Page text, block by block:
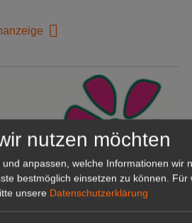
nutzen möchten
anpassen, welche Informationen wir
bestmöglich einsetzen zu können. Für
unsere Datenschutzerklärung